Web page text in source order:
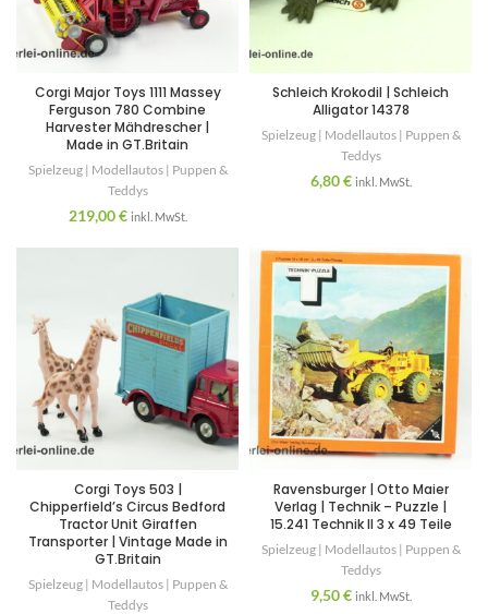
Corgi Major Toys 1111 Massey
Ferguson 780 Combine
Harvester Mähdrescher |
Made in GT.Britain
Spielzeug | Modellautos | Puppen &
Teddys
219,00€ inkl. MwSt.
Schleich Krokodil | Schleich
Alligator 14378
Spielzeug | Modellautos | Puppen &
Teddys
6,80€ inkl. MwSt.
Corgi Toys 503 |
Chipperfield’s Circus Bedford
Tractor Unit Giraffen
Transporter | Vintage Made in
GT.Britain
Spielzeug | Modellautos | Puppen &
Teddys
Ravensburger | Otto Maier
Verlag | Technik – Puzzle |
15.241 Technik II 3 x 49 Teile
Spielzeug | Modellautos | Puppen &
Teddys
9,50€ inkl. MwSt.